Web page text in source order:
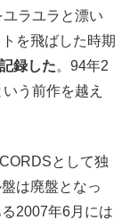
ラユラと漂い
を飛ばした時期
録した。94年2
う前作を越え
として独
は廃盤となっ
2007年6月には